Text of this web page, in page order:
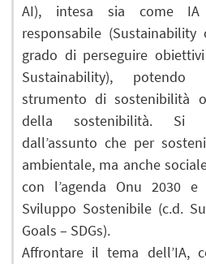
AI), intesa sia come
responsabile
grado di perseguire
Sustainability),
strumento di sostenibilità
della sostenibilità. Si
dall’assunto che per
ambientale, ma anche
con l’agenda Onu 2030
Sviluppo Sostenibile (c.d.
Goals – SDGs).
Affrontare il tema dell’IA,